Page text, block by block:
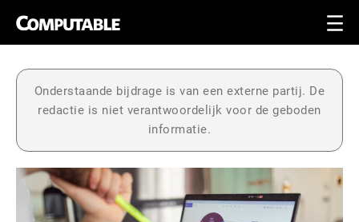
Onderstaande bijdrage is van een externe partij. De
redactie is niet verantwoordelijk voor de geboden
informatie.